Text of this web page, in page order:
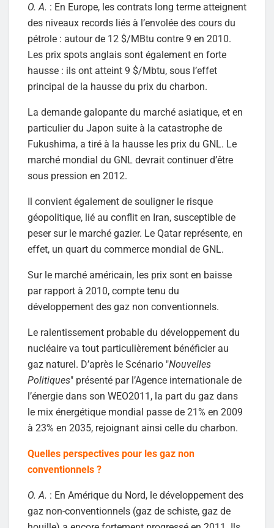
O. A. : En Europe, les contrats long terme atteignent
des niveaux records liés à l’envolée des cours du
pétrole : autour de 12 $/MBtu contre 9 en 2010.
Les prix spots anglais sont également en forte
hausse : ils ont atteint 9 $/Mbtu, sous l’effet
principal de la hausse du prix du charbon.
La demande galopante du marché asiatique, et en
particulier du Japon suite à la catastrophe de
Fukushima, a tiré à la hausse les prix du GNL. Le
marché mondial du GNL devrait continuer d’être
sous pression en 2012.
Il convient également de souligner le risque
géopolitique, lié au conflit en Iran, susceptible de
peser sur le marché gazier. Le Qatar représente, en
effet, un quart du commerce mondial de GNL.
Sur le marché américain, les prix sont en baisse
par rapport à 2010, compte tenu du
développement des gaz non conventionnels.
Le ralentissement probable du développement du
nucléaire va tout particulièrement bénéficier au
gaz naturel. D’après le Scénario "Nouvelles
Politiques" présenté par l’Agence internationale de
l’énergie dans son WEO2011, la part du gaz dans
le mix énergétique mondial passe de 21% en 2009
à 23% en 2035, rejoignant ainsi celle du charbon.
Quelles perspectives pour les gaz non
conventionnels ?
O. A. : En Amérique du Nord, le développement des
gaz non-conventionnels (gaz de schiste, gaz de